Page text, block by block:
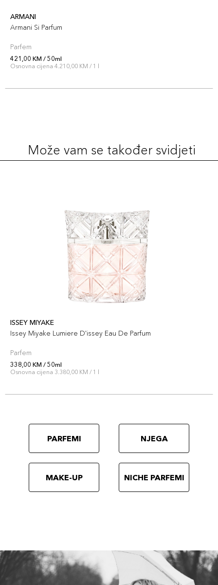
ARMANI
Armani Si Parfum
Parfem
421,00 KM / 50ml
Osnovna cijena 4.210,00 KM / 1 l
Može vam se također svidjeti
ISSEY MIYAKE
Issey Miyake Lumiere D'issey Eau De Parfum
Parfem
338,00 KM / 50ml
Osnovna cijena 3.380,00 KM / 1 l
PARFEMI NJEGA
MAKE-UP NICHE PARFEMI